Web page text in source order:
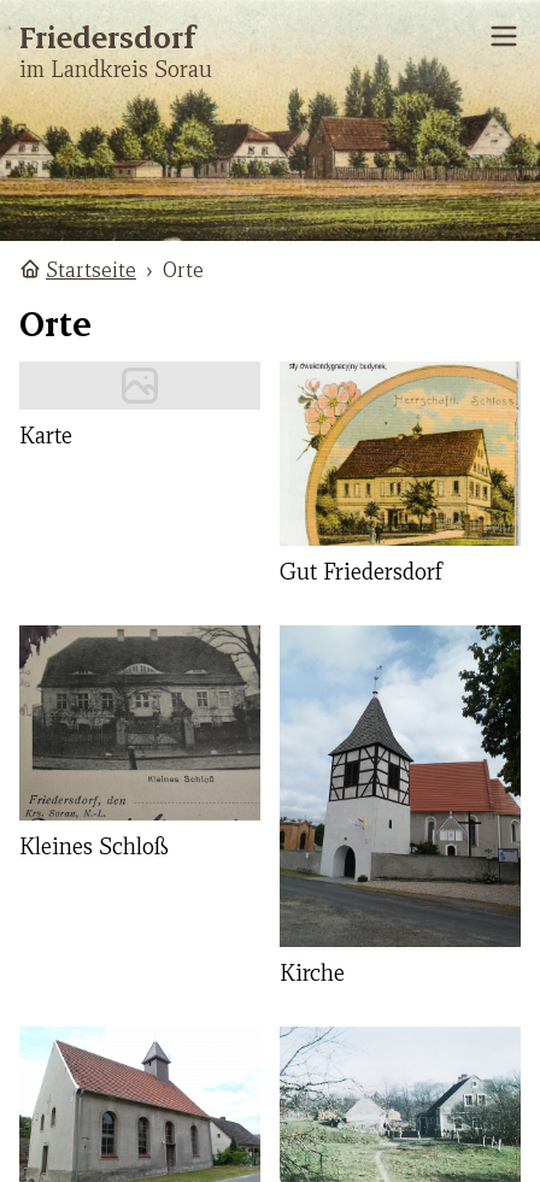
Friedersdorf
im Landkreis Sorau
Startseite › Orte
Orte
Karte
Gut Friedersdorf
Kleines Schloß
Kirche